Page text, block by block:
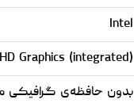
Intel
Graphics (integrated)
بدون حافظه‌ی گرافیکی